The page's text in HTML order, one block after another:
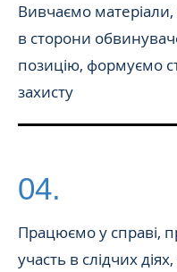
Вивчаємо
в сторони
позицію, формуємо
захисту
04.
Працюємо у справі,
участь в слідчих діях,